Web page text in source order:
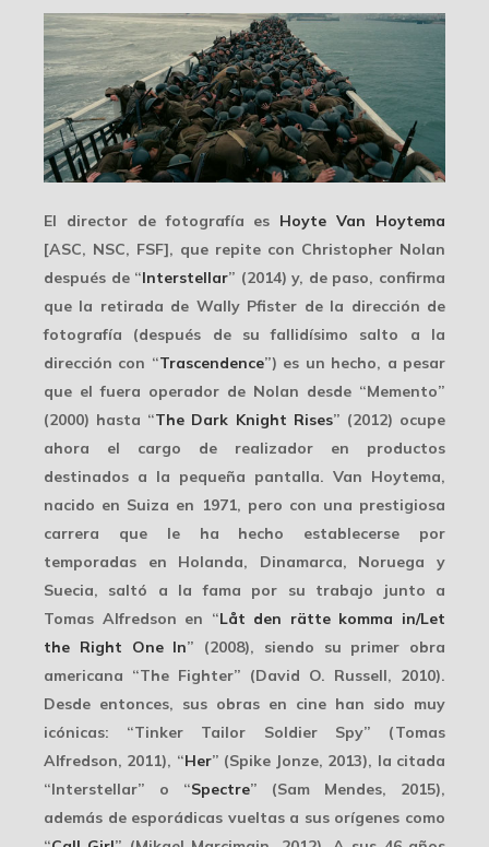
El director de fotografía es Hoyte Van Hoytema
[ASC, NSC, FSF], que repite con Christopher Nolan
después de “Interstellar” (2014) y, de paso, confirma
que la retirada de Wally Pfister de la dirección de
fotografía (después de su fallidísimo salto a la
dirección con “Trascendence”) es un hecho, a pesar
que el fuera operador de Nolan desde “Memento”
(2000) hasta “The Dark Knight Rises” (2012) ocupe
ahora el cargo de realizador en productos
destinados a la pequeña pantalla. Van Hoytema,
nacido en Suiza en 1971, pero con una prestigiosa
carrera que le ha hecho establecerse por
temporadas en Holanda, Dinamarca, Noruega y
Suecia, saltó a la fama por su trabajo junto a
Tomas Alfredson en “Låt den rätte komma in/Let
the Right One In” (2008), siendo su primer obra
americana “The Fighter” (David O. Russell, 2010).
Desde entonces, sus obras en cine han sido muy
icónicas: “Tinker Tailor Soldier Spy” (Tomas
Alfredson, 2011), “Her” (Spike Jonze, 2013), la citada
“Interstellar” o “Spectre” (Sam Mendes, 2015),
además de esporádicas vueltas a sus orígenes como